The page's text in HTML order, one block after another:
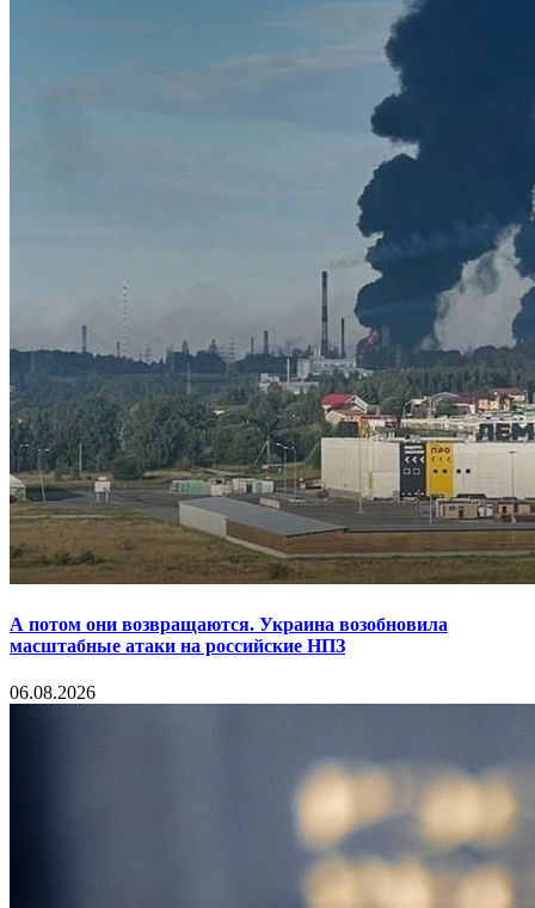
А потом они возвращаются. Украина возобновила
масштабные атаки на российские НПЗ
06.08.2026